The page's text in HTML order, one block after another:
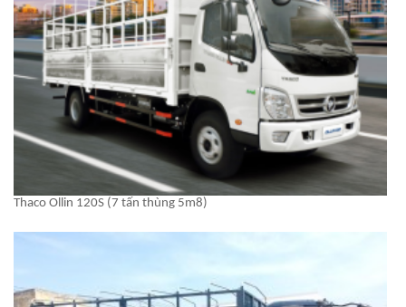
Thaco Ollin 120S (7 tấn thùng 5m8)